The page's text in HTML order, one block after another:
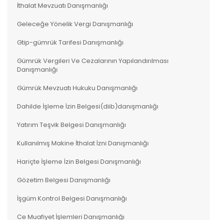
İthalat Mevzuatı Danışmanlığı
Geleceğe Yönelik Vergi Danışmanlığı
Gtip-gümrük Tarifesi Danışmanlığı
Gümrük Vergileri Ve Cezalarının Yapılandırılması
Danışmanlığı
Gümrük Mevzuatı Hukuku Danışmanlığı
Dahilde İşleme İzin Belgesi(diib)danışmanlığı
Yatırım Teşvik Belgesi Danışmanlığı
Kullanılmış Makine İthalat İzni Danışmanlığı
Hariçte İşleme İzin Belgesi Danışmanlığı
Gözetim Belgesi Danışmanlığı
İşgüm Kontrol Belgesi Danışmanlığı
Ce Muafiyet İşlemleri Danışmanlığı